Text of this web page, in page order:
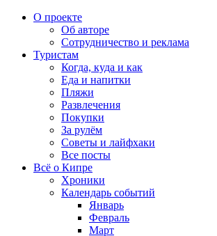
О проекте
Об авторе
Сотрудничество и реклама
Туристам
Когда, куда и как
Еда и напитки
Пляжи
Развлечения
Покупки
За рулём
Советы и лайфхаки
Все посты
Всё о Кипре
Хроники
Календарь событий
Январь
Февраль
Март